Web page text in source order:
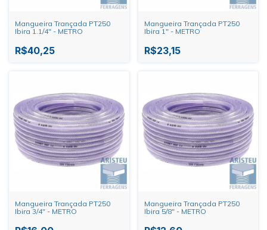
Mangueira Trançada PT250
Ibira 1.1/4" - METRO
R$40,25
Mangueira Trançada PT250
Ibira 1" - METRO
R$23,15
Mangueira Trançada PT250
Ibira 3/4" - METRO
Mangueira Trançada PT250
Ibira 5/8" - METRO